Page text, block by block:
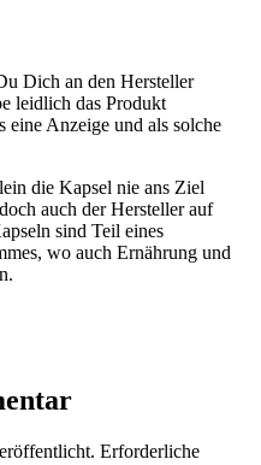
Dich an den Hersteller
leidlich das Produkt
eine Anzeige und als solche
die Kapsel nie ans Ziel
auch der Hersteller auf
sind Teil eines
wo auch Ernährung und
Erforderliche